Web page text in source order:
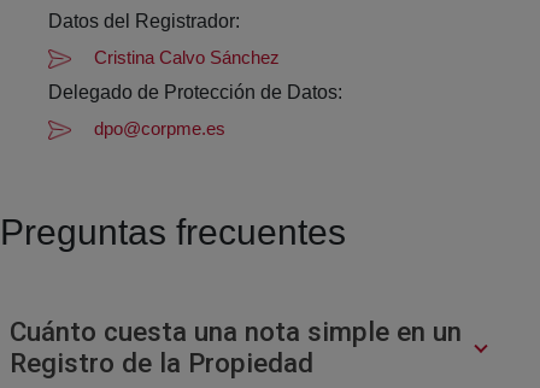
Datos del Registrador:
Cristina Calvo Sánchez
Delegado de Protección de Datos:
dpo@corpme.es
Preguntas frecuentes
Cuánto cuesta una nota simple en un
Registro de la Propiedad